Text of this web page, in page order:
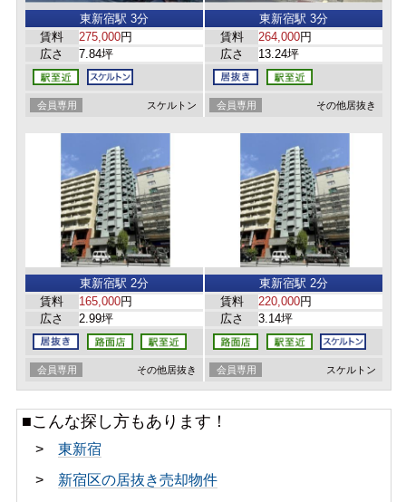
東新宿駅 3分
賃料
275,000円
広さ
7.84坪
会員専用 スケルトン
東新宿駅 3分
賃料
264,000円
広さ
13.24坪
会員専用 その他居抜き
東新宿駅 2分
賃料
165,000円
広さ
2.99坪
会員専用 その他居抜き
東新宿駅 2分
賃料
220,000円
広さ
3.14坪
会員専用 スケルトン
■こんな探し方もあります！
> 東新宿
> 新宿区の居抜き売却物件